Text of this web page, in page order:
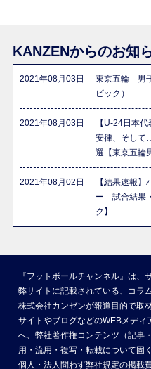
KANZENからのお知
2021年08月03日
東京五輪 男
ピック）
2021年08月03日
【U-24日本
安律、そして
選【東京五輪
2021年08月02日
【結果速報
ー 試合結果
ク】
『フットボールチャンネル』は、
弊サイトに記載されている、コラ
株式会社カンゼンが報道目的で取
サイトやブログなどのWEBメデ
へ、弊社著作権コンテンツ（記事
用・流用・複写・転載について固
個人・法人問わず弊社規定の掲載